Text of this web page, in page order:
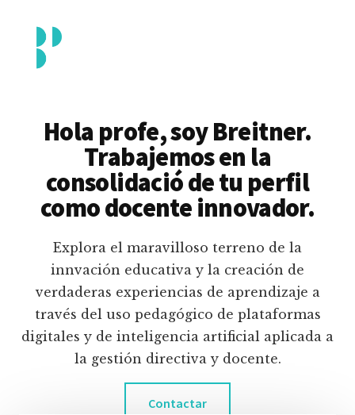
contenido
principal
menu
Piedrahita
docente
pedagógico
educativas
digitales
inteligencia
artificial.
Hola profe, soy Breitner.
Trabajemos en la
consolidació de tu perfil
como docente innovador.
Explora el maravilloso terreno de la
innvación educativa y la creación de
verdaderas experiencias de aprendizaje a
través del uso pedagógico de plataformas
digitales y de inteligencia artificial aplicada a
la gestión directiva y docente.
Contactar